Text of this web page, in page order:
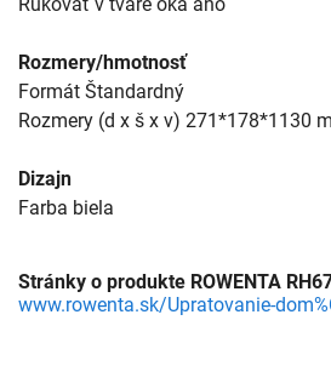
Rozmery/hmotnosť
Formát Štandardný
Rozmery (d x š x v) 271*178*1130
Dizajn
Farba biela
Stránky o produkte ROWENTA